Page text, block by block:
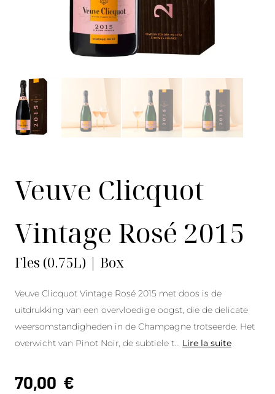
Veuve Clicquot
Vintage Rosé 2015
Fles (0.75L) | Box
Veuve Clicquot Vintage Rosé 2015 met doos is de
uitdrukking van een overvloedige oogst, die de delicate
weersomstandigheden in de Champagne trotseerde. Het
overwicht van Pinot Noir, de subtiele t
Lire la suite
70,00 €